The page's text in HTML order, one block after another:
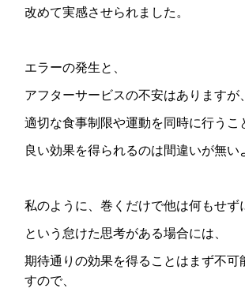
改めて実感させられました。
エラーの発生と、
アフターサービスの不安はありますが、
適切な食事制限や運動を同時に行うこ
良い効果を得られるのは間違いが無い
私のように、巻くだけで他は何もせず
という怠けた思考がある場合には、
期待通りの効果を得ることはまず不可
すので、